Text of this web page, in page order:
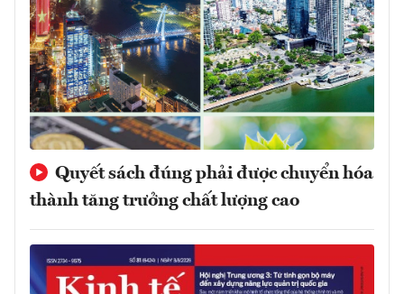
Quyết sách đúng phải được chuyển hóa
thành tăng trưởng chất lượng cao